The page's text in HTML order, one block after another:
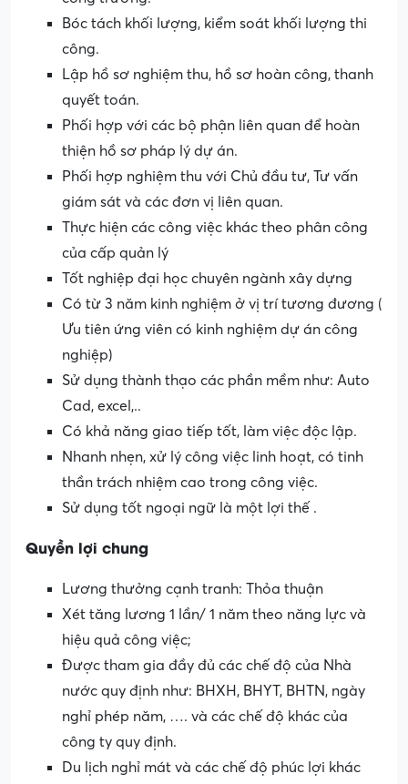
Bóc tách khối lượng, kiểm soát khối lượng thi
công.
Lập hồ sơ nghiệm thu, hồ sơ hoàn công, thanh
quyết toán.
Phối hợp với các bộ phận liên quan để hoàn
thiện hồ sơ pháp lý dự án.
Phối hợp nghiệm thu với Chủ đầu tư, Tư vấn
giám sát và các đơn vị liên quan.
Thực hiện các công việc khác theo phân công
của cấp quản lý
Tốt nghiệp đại học chuyên ngành xây dựng
Có từ 3 năm kinh nghiệm ở vị trí tương đương (
Ưu tiên ứng viên có kinh nghiệm dự án công
nghiệp)
Sử dụng thành thạo các phần mềm như: Auto
Cad, excel,..
Có khả năng giao tiếp tốt, làm việc độc lập.
Nhanh nhẹn, xử lý công việc linh hoạt, có tinh
thần trách nhiệm cao trong công việc.
Sử dụng tốt ngoại ngữ là một lợi thế .
Quyền lợi chung
Lương thưởng cạnh tranh: Thỏa thuận
Xét tăng lương 1 lần/ 1 năm theo năng lực và
hiệu quả công việc;
Được tham gia đầy đủ các chế độ của Nhà
nước quy định như: BHXH, BHYT, BHTN, ngày
nghỉ phép năm, …. và các chế độ khác của
công ty quy định.
Du lịch nghỉ mát và các chế độ phúc lợi khác